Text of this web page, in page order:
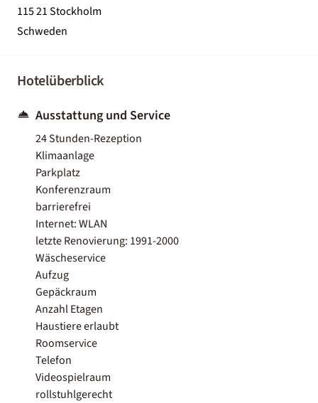
115 21 Stockholm
Schweden
Hotelüberblick
Ausstattung und Service
24 Stunden-Rezeption
Klimaanlage
Parkplatz
Konferenzraum
barrierefrei
Internet: WLAN
letzte Renovierung: 1991-2000
Wäscheservice
Aufzug
Gepäckraum
Anzahl Etagen
Haustiere erlaubt
Roomservice
Telefon
Videospielraum
rollstuhlgerecht